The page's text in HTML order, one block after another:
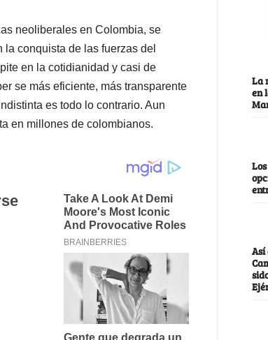
neoliberales en Colombia, se
conquista de las fuerzas del
en la cotidianidad y casi de
se más eficiente, más transparente
es todo lo contrario. Aun
en millones de colombianos.
La
en
Así